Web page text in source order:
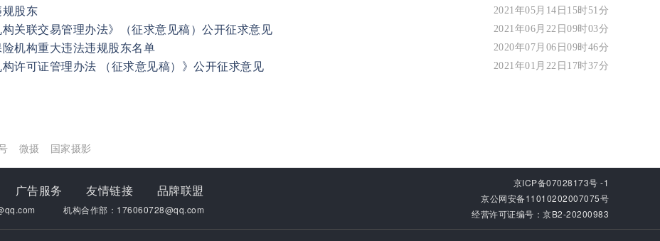
股东 2021年05月14日15时51分
关联交易管理办法》（征求意见稿）公开征求意见 2021年06月22日09时03分
机构重大违法违规股东名单 2020年07月06日09时46分
许可证管理办法 （征求意见稿）》公开征求意见 2021年01月22日17时37分
微摄 国家摄影
广告服务 友情链接 品牌联盟
机构合作部：176060728@qq.com
京ICP备07028173号 -1
京公网安备11010202007075号
经营许可证编号：京B2-20200983